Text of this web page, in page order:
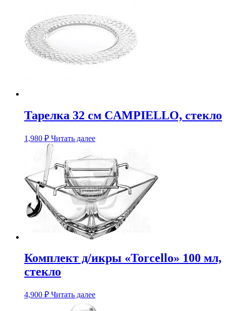
Тарелка 32 см CAMPIELLO, стекло
1,980 ₽ Читать далее
Комплект д/икры «Torcello» 100 мл,
стекло
4,900 ₽ Читать далее